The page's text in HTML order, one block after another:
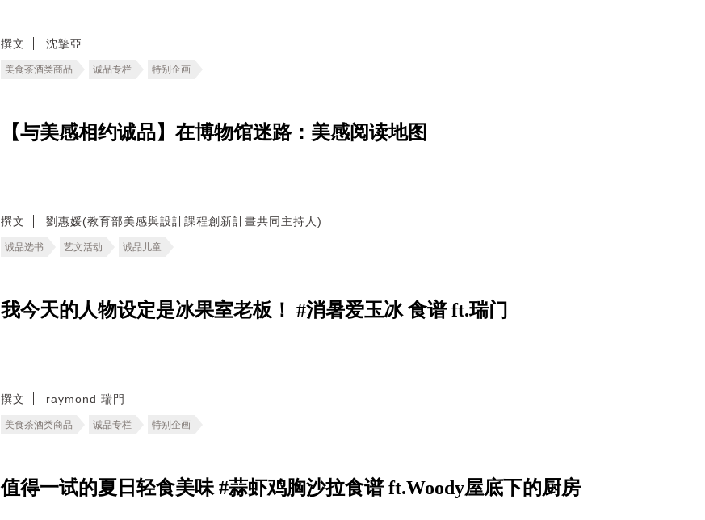
撰文 沈摯亞
美食茶酒类商品 诚品专栏 特别企画
【与美感相约诚品】在博物馆迷路：美感阅读地图
撰文 劉惠媛(教育部美感與設計課程創新計畫共同主持人)
诚品选书 艺文活动 诚品儿童
我今天的人物设定是冰果室老板！ #消暑爱玉冰 食谱 ft.瑞门
撰文 raymond 瑞門
美食茶酒类商品 诚品专栏 特别企画
值得一试的夏日轻食美味 #蒜虾鸡胸沙拉食谱 ft.Woody屋底下的厨房